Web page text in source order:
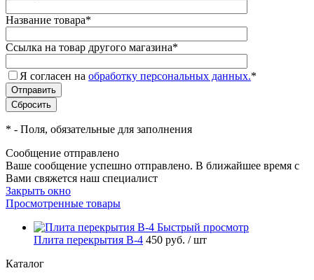
Название товара*
Ссылка на товар другого магазина*
Я согласен на обработку персональных данных.*
* - Поля, обязательные для заполнения
Сообщение отправлено
Ваше сообщение успешно отправлено. В ближайшее время с
Вами свяжется наш специалист
Закрыть окно
Просмотренные товары
Быстрый просмотр
Плита перекрытия В-4 450 руб. / шт
Каталог